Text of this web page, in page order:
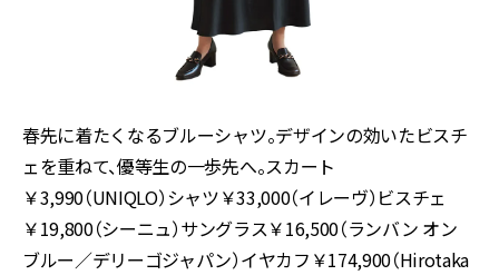
春先に着たくなるブルーシャツ。デザインの効いたビスチ
ェを重ねて、優等生の一歩先へ。スカート
￥3,990（UNIQLO）シャツ￥33,000（イレーヴ）ビスチェ
￥19,800（シーニュ）サングラス￥16,500（ランバン オン
ブルー／デリーゴジャパン）イヤカフ￥174,900（Hirotaka